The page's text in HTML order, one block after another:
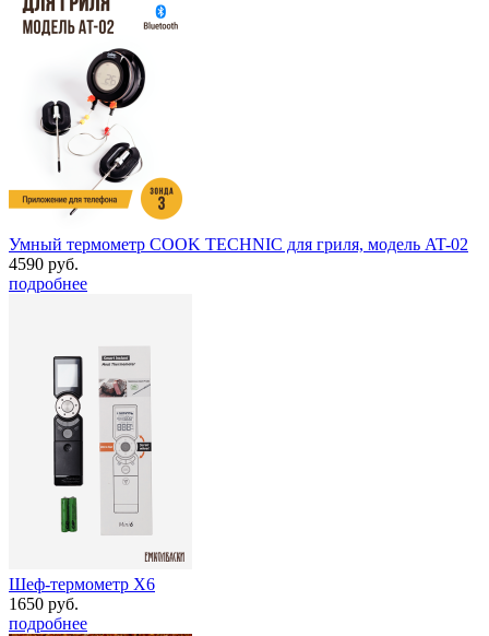
Умный термометр COOK TECHNIC для гриля, модель AT-02
4590 руб.
подробнее
Шеф-термометр Х6
1650 руб.
подробнее